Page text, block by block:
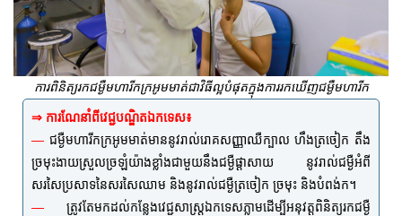
ការពិនិត្យរកជម្ងឺមហារីកក្រអូមមាត់ជាវិធីល្អបំផុតក្នុងការរកឃើញជម្ងឺមហារីក
⇒ ការណែនាំពីវេជ្ជបណ្ឌិតឯកទេស៖
—ជម្ងឺមហារីកក្រអូមមាត់មាននូវរាល់រោគសញ្ញាឈឺក្បាល ហឹងត្រចៀក តឹង
ច្រមុះងាយស្រួលច្រឡំយ៉ាងខ្លាំងជាមួយនឹងជម្ងឺផ្តាសាយ នូវរាល់ជម្ងឺអំពី
សរសៃប្រសាទនៃសរសៃឈាម និងនូវរាល់ជម្ងឺត្រចៀក ច្រមុះ និងបំពង់ក។
—ត្រូវតែមកដល់កន្លែងវេជ្ជសាស្រ្តឯកទេសភ្លាមដើម្បីអនុវត្តពិនិត្យរកជម្ងឺ